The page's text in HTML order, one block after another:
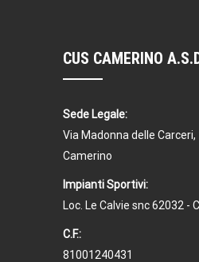
CUS CAMERINO
Sede Legale:
Via Madonna delle Carceri,
Camerino
Impianti Sportivi:
Loc. Le Calvie snc 62032 -
C.F.:
81001240431